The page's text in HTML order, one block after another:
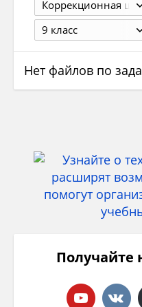
Коррекционная школа
9 класс
Нет файлов по
Получайте